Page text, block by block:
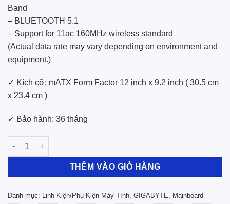
Band
– BLUETOOTH 5.1
– Support for 11ac 160MHz wireless standard
(Actual data rate may vary depending on environment and
equipment.)
✓ Kích cỡ: mATX Form Factor 12 inch x 9.2 inch ( 30.5 cm
x 23.4 cm )
✓ Bảo hành: 36 tháng
Mainboard Gigabyte B760M GAMING PLUS WIFI DDR5 số lượng
THÊM VÀO GIỎ HÀNG
Danh mục: Linh Kiện/Phụ Kiện Máy Tính GIGABYTE Mainboard